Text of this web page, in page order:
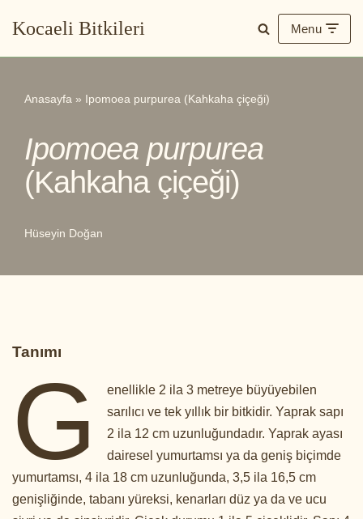
Kocaeli Bitkileri Menu
Anasayfa » Ipomoea purpurea (Kahkaha çiçeği)
Ipomoea purpurea
(Kahkaha çiçeği)
Hüseyin Doğan
Tanımı
G
enellikle 2 ila 3 metreye büyüyebilen
sarılıcı ve tek yıllık bir bitkidir. Yaprak sapı
2 ila 12 cm uzunluğundadır. Yaprak ayası
dairesel yumurtamsı ya da geniş biçimde
yumurtamsı, 4 ila 18 cm uzunluğunda, 3,5 ila 16,5 cm
genişliğinde, tabanı yüreksi, kenarları düz ya da ve ucu